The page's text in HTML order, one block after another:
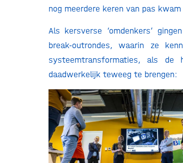
nog meerdere keren van pas
Als kersverse ‘omdenkers’
break-outrondes, waarin ze
systeemtransformaties, als
daadwerkelijk teweeg te brengen: